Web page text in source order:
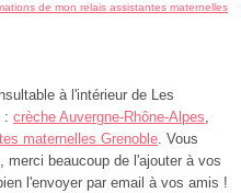
de mon relais assistantes maternelles
à l'intérieur de Les
: crèche Auvergne-Rhône-Alpes,
maternelles Grenoble. Vous
beaucoup de l'ajouter à vos
l'envoyer par email à vos amis !